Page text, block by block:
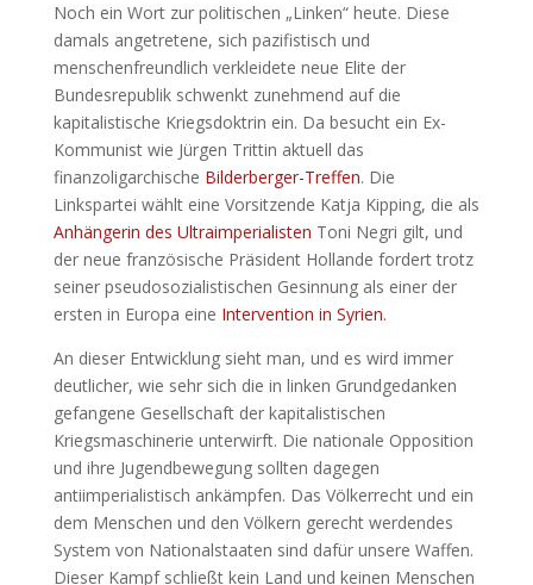
Noch ein Wort zur politischen „Linken“ heute. Diese
damals angetretene, sich pazifistisch und
menschenfreundlich verkleidete neue Elite der
Bundesrepublik schwenkt zunehmend auf die
kapitalistische Kriegsdoktrin ein. Da besucht ein Ex-
Kommunist wie Jürgen Trittin aktuell das
finanzoligarchische Bilderberger-Treffen. Die
Linkspartei wählt eine Vorsitzende Katja Kipping, die als
Anhängerin des Ultraimperialisten Toni Negri gilt, und
der neue französische Präsident Hollande fordert trotz
seiner pseudosozialistischen Gesinnung als einer der
ersten in Europa eine Intervention in Syrien.
An dieser Entwicklung sieht man, und es wird immer
deutlicher, wie sehr sich die in linken Grundgedanken
gefangene Gesellschaft der kapitalistischen
Kriegsmaschinerie unterwirft. Die nationale Opposition
und ihre Jugendbewegung sollten dagegen
antiimperialistisch ankämpfen. Das Völkerrecht und ein
dem Menschen und den Völkern gerecht werdendes
System von Nationalstaaten sind dafür unsere Waffen.
Dieser Kampf schließt kein Land und keinen Menschen